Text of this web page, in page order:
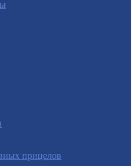
прицелов